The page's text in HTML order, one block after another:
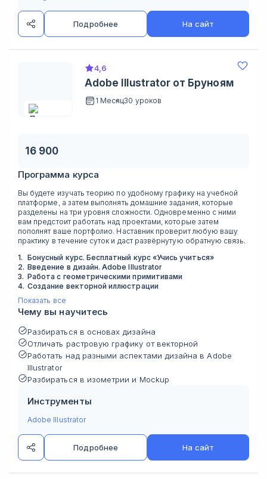
Подробнее На сайт
4,6
Adobe Illustrator от Бруноям
1 Месяц30 уроков
16 900
Программа курса
Вы будете изучать теорию по удобному графику на учебной
платформе, а затем выполнять домашние задания, которые
разделены на три уровня сложности. Одновременно с ними
вам предстоит работать над проектами, которые затем
пополнят ваше портфолио. Наставник проверит любую вашу
практику в течение суток и даст развёрнутую обратную связь.
1. Бонусный курс. Бесплатный курс «Учись учиться»
2. Введение в дизайн. Adobe Illustrator
3. Работа с геометрическими примитивами
4. Создание векторной иллюстрации
Показать все
Чему вы научитесь
Разбираться в основах дизайна
Отличать растровую графику от векторной
Работать над разными аспектами дизайна в Adobe
Illustrator
Разбираться в изометрии и Mockup
Инструменты
Adobe Illustrator
Подробнее На сайт